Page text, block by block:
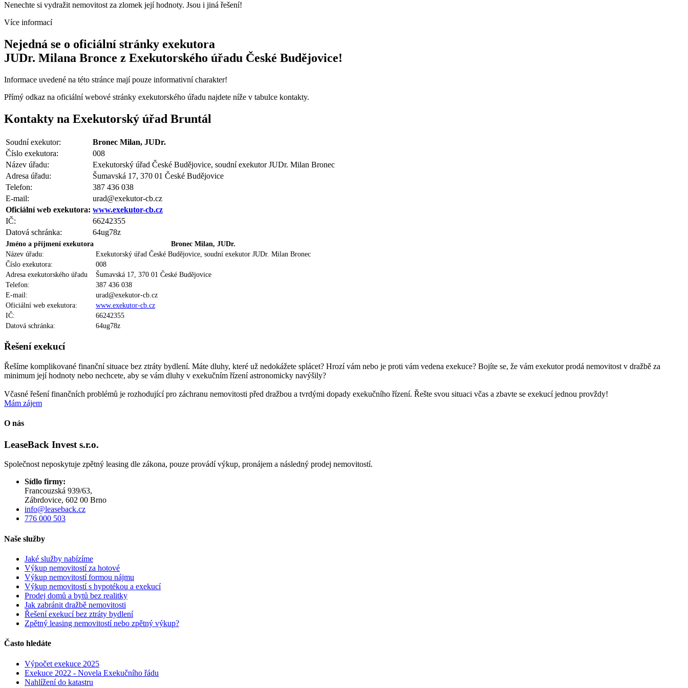
Nenechte si vydražit nemovitost za zlomek její hodnoty. Jsou i jiná řešení!
Více informací
Nejedná se o oficiální stránky exekutora
JUDr. Milana Bronce z Exekutorského úřadu České Budějovice!
Informace uvedené na této stránce mají pouze informativní charakter!
Přímý odkaz na oficiální webové stránky exekutorského úřadu najdete níže v tabulce kontakty.
Kontakty na Exekutorský úřad Bruntál
Soudní exekutor:
Bronec Milan, JUDr.
Číslo exekutora:
008
Název úřadu:
Exekutorský úřad České Budějovice, soudní exekutor JUDr. Milan Bronec
Adresa úřadu:
Šumavská 17, 370 01 České Budějovice
Telefon:
387 436 038
E-mail:
urad@exekutor-cb.cz
Oficiální web exekutora: www.exekutor-cb.cz
IČ:
66242355
Datová schránka:
64ug78z
Jméno a příjmení exekutora
Bronec Milan, JUDr.
Název úřadu:
Exekutorský úřad České Budějovice, soudní exekutor JUDr. Milan Bronec
Číslo exekutora:
008
Adresa exekutorského úřadu
Šumavská 17, 370 01 České Budějovice
Telefon:
387 436 038
E-mail:
urad@exekutor-cb.cz
Oficiální web exekutora:
www.exekutor-cb.cz
IČ:
66242355
Datová schránka:
64ug78z
Řešení exekucí
Řešíme komplikované finanční situace bez ztráty bydlení. Máte dluhy, které už nedokážete splácet? Hrozí vám nebo je proti vám vedena exekuce? Bojíte se, že vám exekutor prodá nemovitost v dražbě za
minimum její hodnoty nebo nechcete, aby se vám dluhy v exekučním řízení astronomicky navýšily?
Včasné řešení finančních problémů je rozhodující pro záchranu nemovitosti před dražbou a tvrdými dopady exekučního řízení. Řešte svou situaci včas a zbavte se exekucí jednou provždy!
Mám zájem
O nás
LeaseBack Invest s.r.o.
Společnost neposkytuje zpětný leasing dle zákona, pouze provádí výkup, pronájem a následný prodej nemovitostí.
Sídlo firmy:
Francouzská 939/63,
Zábrdovice, 602 00 Brno
info@leaseback.cz
776 000 503
Naše služby
Jaké služby nabízíme
Výkup nemovitostí za hotové
Výkup nemovitostí formou nájmu
Výkup nemovitostí s hypotékou a exekucí
Prodej domů a bytů bez realitky
Jak zabránit dražbě nemovitosti
Řešení exekucí bez ztráty bydlení
Zpětný leasing nemovitostí nebo zpětný výkup?
Často hledáte
Výpočet exekuce 2025
Exekuce 2022 - Novela Exekučního řádu
Nahlížení do katastru